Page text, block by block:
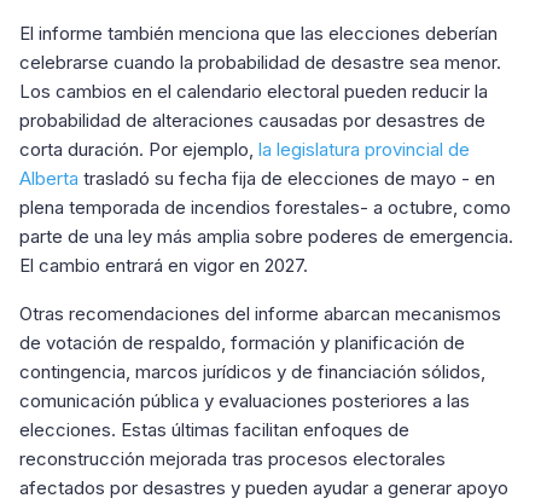
El informe también menciona que las elecciones deberían
celebrarse cuando la probabilidad de desastre sea menor.
Los cambios en el calendario electoral pueden reducir la
probabilidad de alteraciones causadas por desastres de
corta duración. Por ejemplo, la legislatura provincial de
Alberta trasladó su fecha fija de elecciones de mayo - en
plena temporada de incendios forestales- a octubre, como
parte de una ley más amplia sobre poderes de emergencia.
El cambio entrará en vigor en 2027.
Otras recomendaciones del informe abarcan mecanismos
de votación de respaldo, formación y planificación de
contingencia, marcos jurídicos y de financiación sólidos,
comunicación pública y evaluaciones posteriores a las
elecciones. Estas últimas facilitan enfoques de
reconstrucción mejorada tras procesos electorales
afectados por desastres y pueden ayudar a generar apoyo